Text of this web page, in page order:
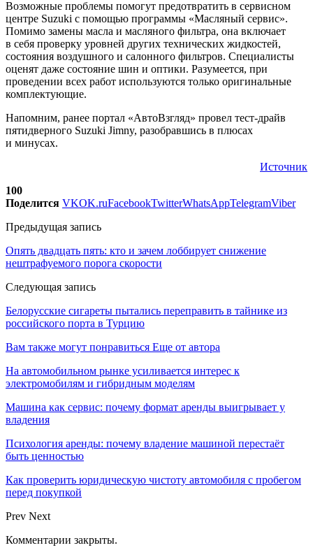
Возможные проблемы помогут предотвратить в сервисном
центре Suzuki с помощью программы «Масляный сервис».
Помимо замены масла и масляного фильтра, она включает
в себя проверку уровней других технических жидкостей,
состояния воздушного и салонного фильтров. Специалисты
оценят даже состояние шин и оптики. Разумеется, при
проведении всех работ используются только оригинальные
комплектующие.
Напомним, ранее портал «АвтоВзгляд» провел тест-драйв
пятидверного Suzuki Jimny, разобравшись в плюсах
и минусах.
Источник
100
Поделится VKOK.ruFacebookTwitterWhatsAppTelegramViber
Предыдущая запись
Опять двадцать пять: кто и зачем лоббирует снижение
нештрафуемого порога скорости
Следующая запись
Белорусские сигареты пытались переправить в тайнике из
российского порта в Турцию
Вам также могут понравиться Еще от автора
На автомобильном рынке усиливается интерес к
электромобилям и гибридным моделям
Машина как сервис: почему формат аренды выигрывает у
владения
Психология аренды: почему владение машиной перестаёт
быть ценностью
Как проверить юридическую чистоту автомобиля с пробегом
перед покупкой
Prev Next
Комментарии закрыты.